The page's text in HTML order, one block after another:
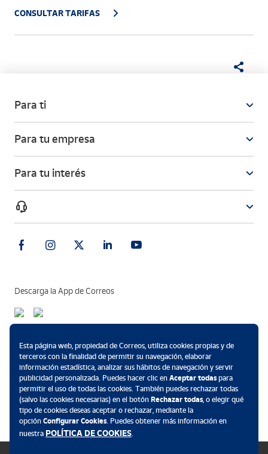
CONSULTAR TARIFAS
Para ti
Para tu empresa
Para tu interés
Descarga la App de Correos
Esta página web, propiedad de Correos, utiliza cookies propias y de
terceros con la finalidad de permitir su navegación, elaborar
información estadística, analizar sus hábitos de navegación y servir
publicidad personalizada. Puedes hacer clic en Aceptar todaspara
permitir el uso de todas las cookies. También puedes rechazar todas
(salvo las cookies necesarias) en el botón Rechazar todas, o elegir qué
tipo de cookies deseas aceptar o rechazar, mediante la
opción Configurar Cookies. Puedes obtener más información en
nuestra POLÍTICA DE COOKIES.